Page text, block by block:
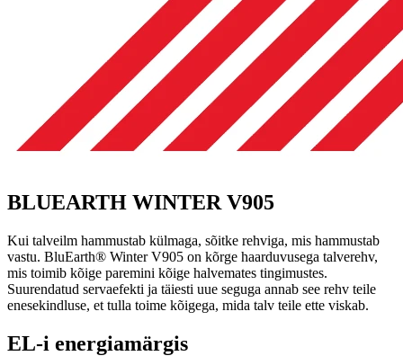
BLUEARTH WINTER V905
Kui talveilm hammustab külmaga, sõitke rehviga, mis hammustab
vastu. BluEarth® Winter V905 on kõrge haarduvusega talverehv,
mis toimib kõige paremini kõige halvemates tingimustes.
Suurendatud servaefekti ja täiesti uue seguga annab see rehv teile
enesekindluse, et tulla toime kõigega, mida talv teile ette viskab.
EL-i energiamärgis